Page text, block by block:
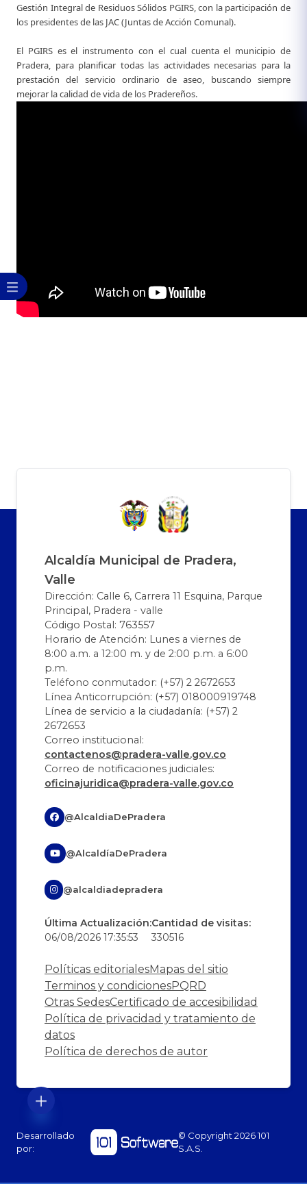
Gestión Integral de Residuos Sólidos PGIRS, con la participación de
los presidentes de las JAC (Juntas de Acción Comunal).
El PGIRS es el instrumento con el cual cuenta el municipio de
Pradera, para planificar todas las actividades necesarias para la
prestación del servicio ordinario de aseo, buscando siempre
mejorar la calidad de vida​ de los Pradereños.​​
Alcaldía Municipal de Pradera,
Valle
Dirección: Calle 6, Carrera 11 Esquina, Parque
Principal, Pradera - valle
Código Postal: 763557
Horario de Atención: Lunes a viernes de
8:00 a.m. a 12:00 m. y de 2:00 p.m. a 6:00
p.m.
Teléfono conmutador: (+57) 2 2672653
Línea Anticorrupción: (+57) 018000919748
Línea de servicio a la ciudadanía: (+57) 2
2672653
Correo institucional:
contactenos@pradera-valle.gov.co
Correo de notificaciones judiciales:
oficinajuridica@pradera-valle.gov.co
@AlcaldiaDePradera
@AlcaldíaDePradera
@alcaldiadepradera
Última Actualización:
06/08/2026 17:35:53
Cantidad de visitas:
330516
Políticas editorialesMapas del sitio
Terminos y condicionesPQRD
Otras SedesCertificado de accesibilidad
Política de privacidad y tratamiento de
datos
Política de derechos de autor
Desarrollado
por:
© Copyright2026101
S.A.S.